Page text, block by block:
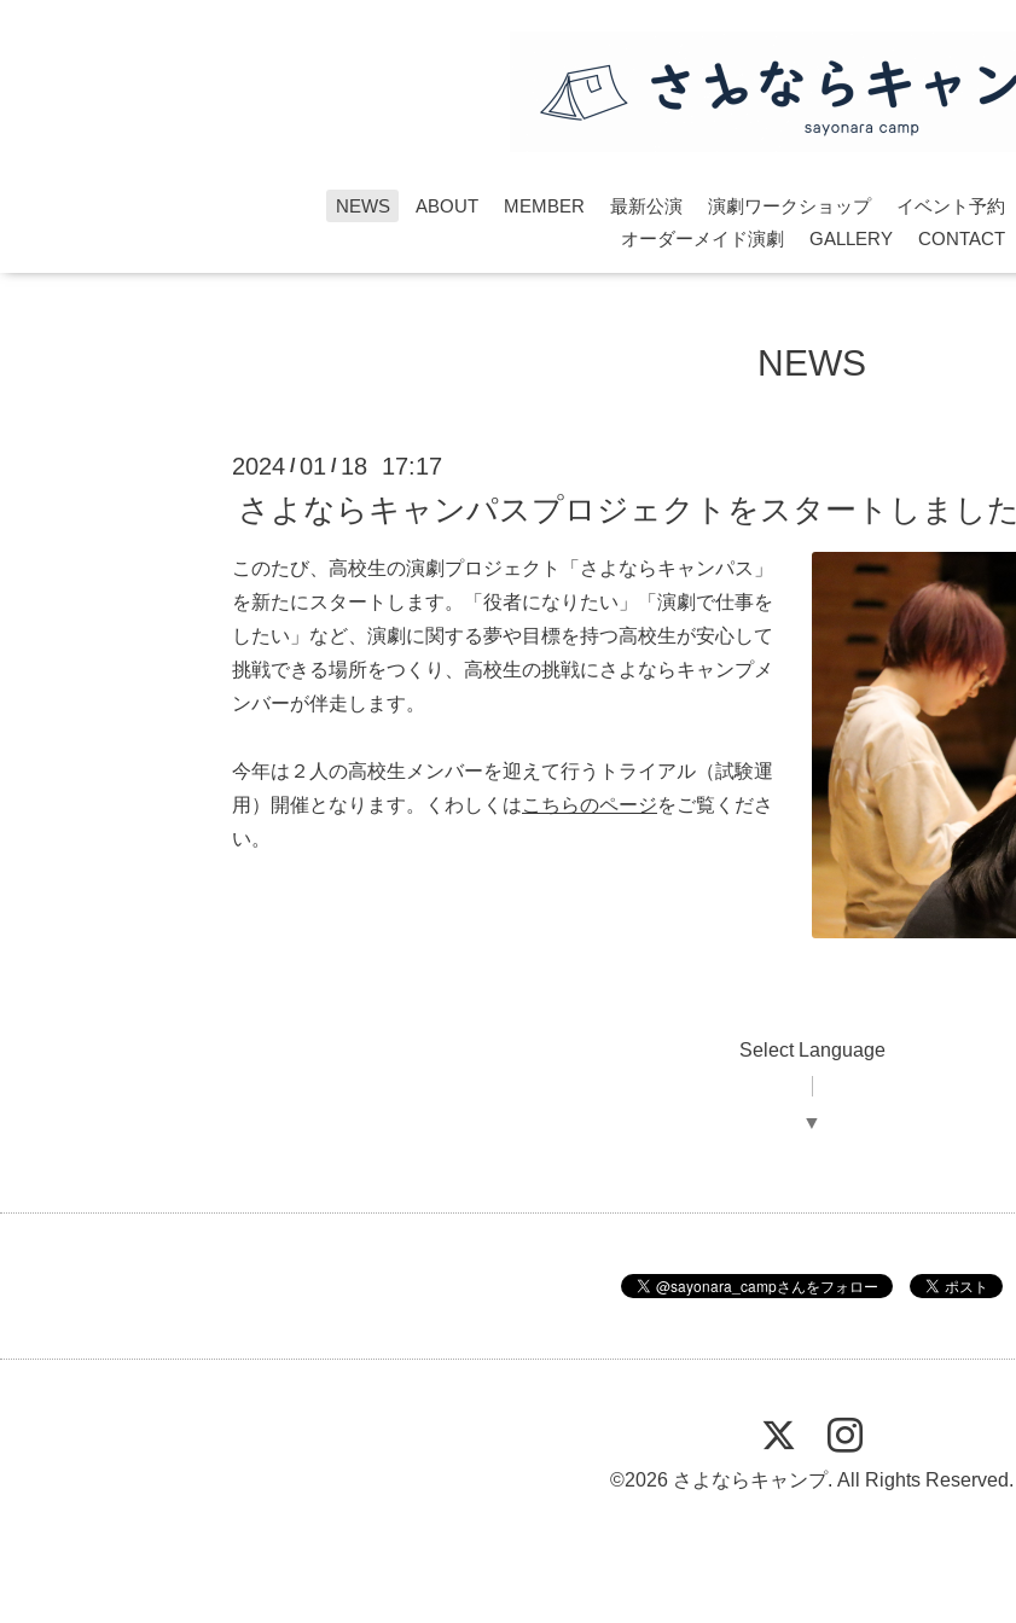
NEWS ABOUT MEMBER 最新公演 演劇ワークショップ イベント予約
オーダーメイド演劇
GALLERY CONTACT
NEWS
2024 /01 / 18 17:17
さよならキャンパスプロジェクトをスタートしました
このたび、高校生の演劇プロジェクト「さよならキャンパス」
を新たにスタートします。「役者になりたい」「演劇で仕事を
したい」など、演劇に関する夢や目標を持つ高校生が安心して
挑戦できる場所をつくり、高校生の挑戦にさよならキャンプメ
ンバーが伴走します。
今年は２人の高校生メンバーを迎えて行うトライアル（試験運
用）開催となります。くわしくはこちらのページをご覧くださ
い。
Select Language
▼
©2026 さよならキャンプ. All Rights Reserved.